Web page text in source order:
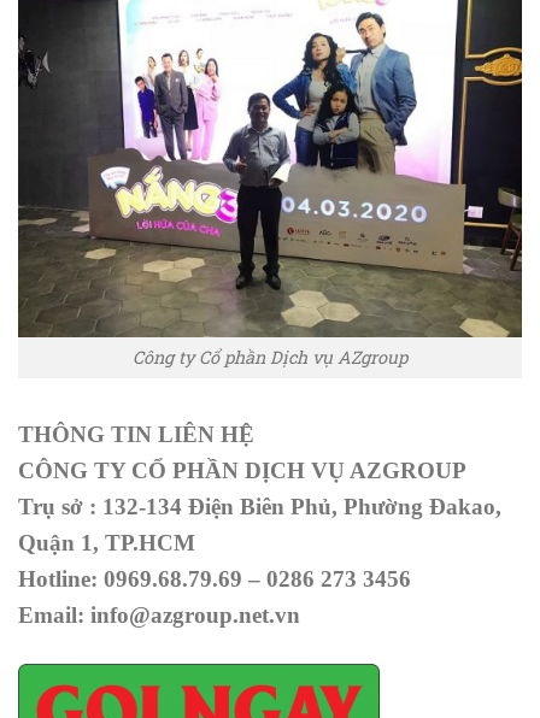
Công ty Cổ phần Dịch vụ AZgroup
THÔNG TIN LIÊN HỆ
CÔNG TY CỔ PHẦN DỊCH VỤ AZGROUP
Trụ sở : 132-134 Điện Biên Phủ, Phường Đakao,
Quận 1, TP.HCM
Hotline: 0969.68.79.69 – 0286 273 3456
Email: info@azgroup.net.vn